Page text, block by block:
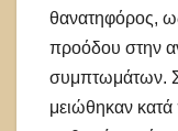
θανατηφόρος,
προόδου στην
συμπτωμάτων.
μειώθηκαν κατά